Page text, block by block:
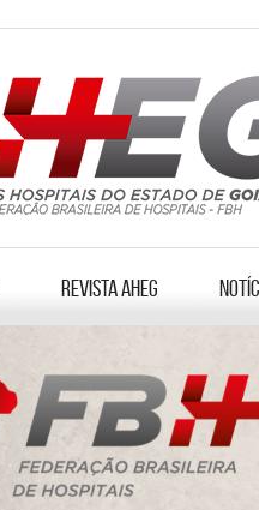
Revista AHEG